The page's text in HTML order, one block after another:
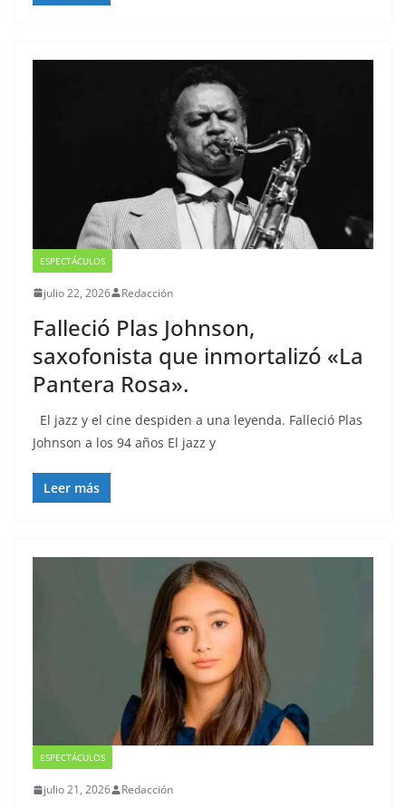
ESPECTÁCULOS
julio 22, 2026 Redacción
Falleció Plas Johnson,
saxofonista que inmortalizó «La
Pantera Rosa».
El jazz y el cine despiden a una leyenda. Falleció Plas
Johnson a los 94 años El jazz y
Leer más
ESPECTÁCULOS
julio 21, 2026 Redacción